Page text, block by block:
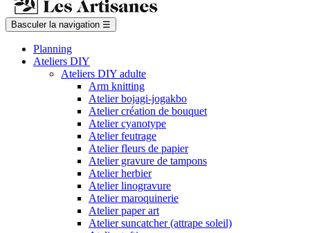
Basculer la navigation ☰
Planning
Ateliers DIY
Ateliers DIY adulte
Arm knitting
Atelier bojagi-jogakbo
Atelier création de bouquet
Atelier cyanotype
Atelier feutrage
Atelier fleurs de papier
Atelier gravure de tampons
Atelier herbier
Atelier linogravure
Atelier maroquinerie
Atelier paper art
Atelier suncatcher (attrape soleil)